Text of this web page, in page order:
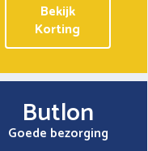
Bekijk
Korting
Butlon
Goede bezorging